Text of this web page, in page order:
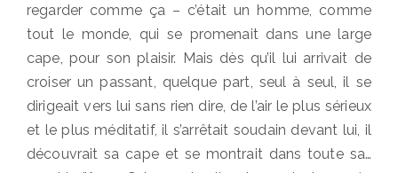
regarder comme ça – c’était un homme, comme
tout le monde, qui se promenait dans une large
cape, pour son plaisir. Mais dès qu’il lui arrivait de
croiser un passant, quelque part, seul à seul, il se
dirigeait vers lui sans rien dire, de l’air le plus sérieux
et le plus méditatif, il s’arrêtait soudain devant lui, il
découvrait sa cape et se montrait dans toute sa…